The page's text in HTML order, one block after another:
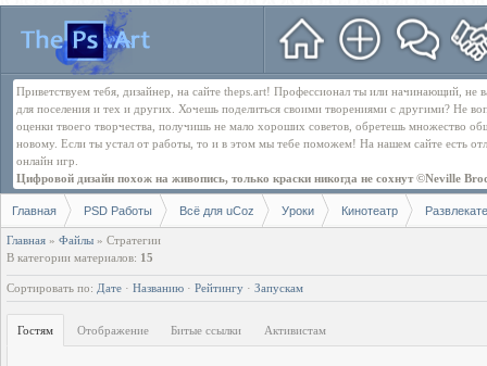
Приветствуем тебя, дизайнер, на сайте theps.art! Профессионал ты или начинающий,
для поселения и тех и других. Хочешь поделиться своими творениями с другими? Не
оценки твоего творчества, получишь не мало хороших советов, обретешь множество
новому. Если ты устал от работы, то и в этом мы тебе поможем! На нашем сайте есть
онлайн игр.
Цифровой дизайн похож на живопись, только краски никогда не сохнут ©Neville
Главная PSD Работы Всё для uCoz Уроки Кинотеатр
Главная » Файлы » Стратегии
В категории материалов: 15
Сортировать по: Дате · Названию · Рейтингу · Запускам
Гостям Отображение Битые ссылки Активистам